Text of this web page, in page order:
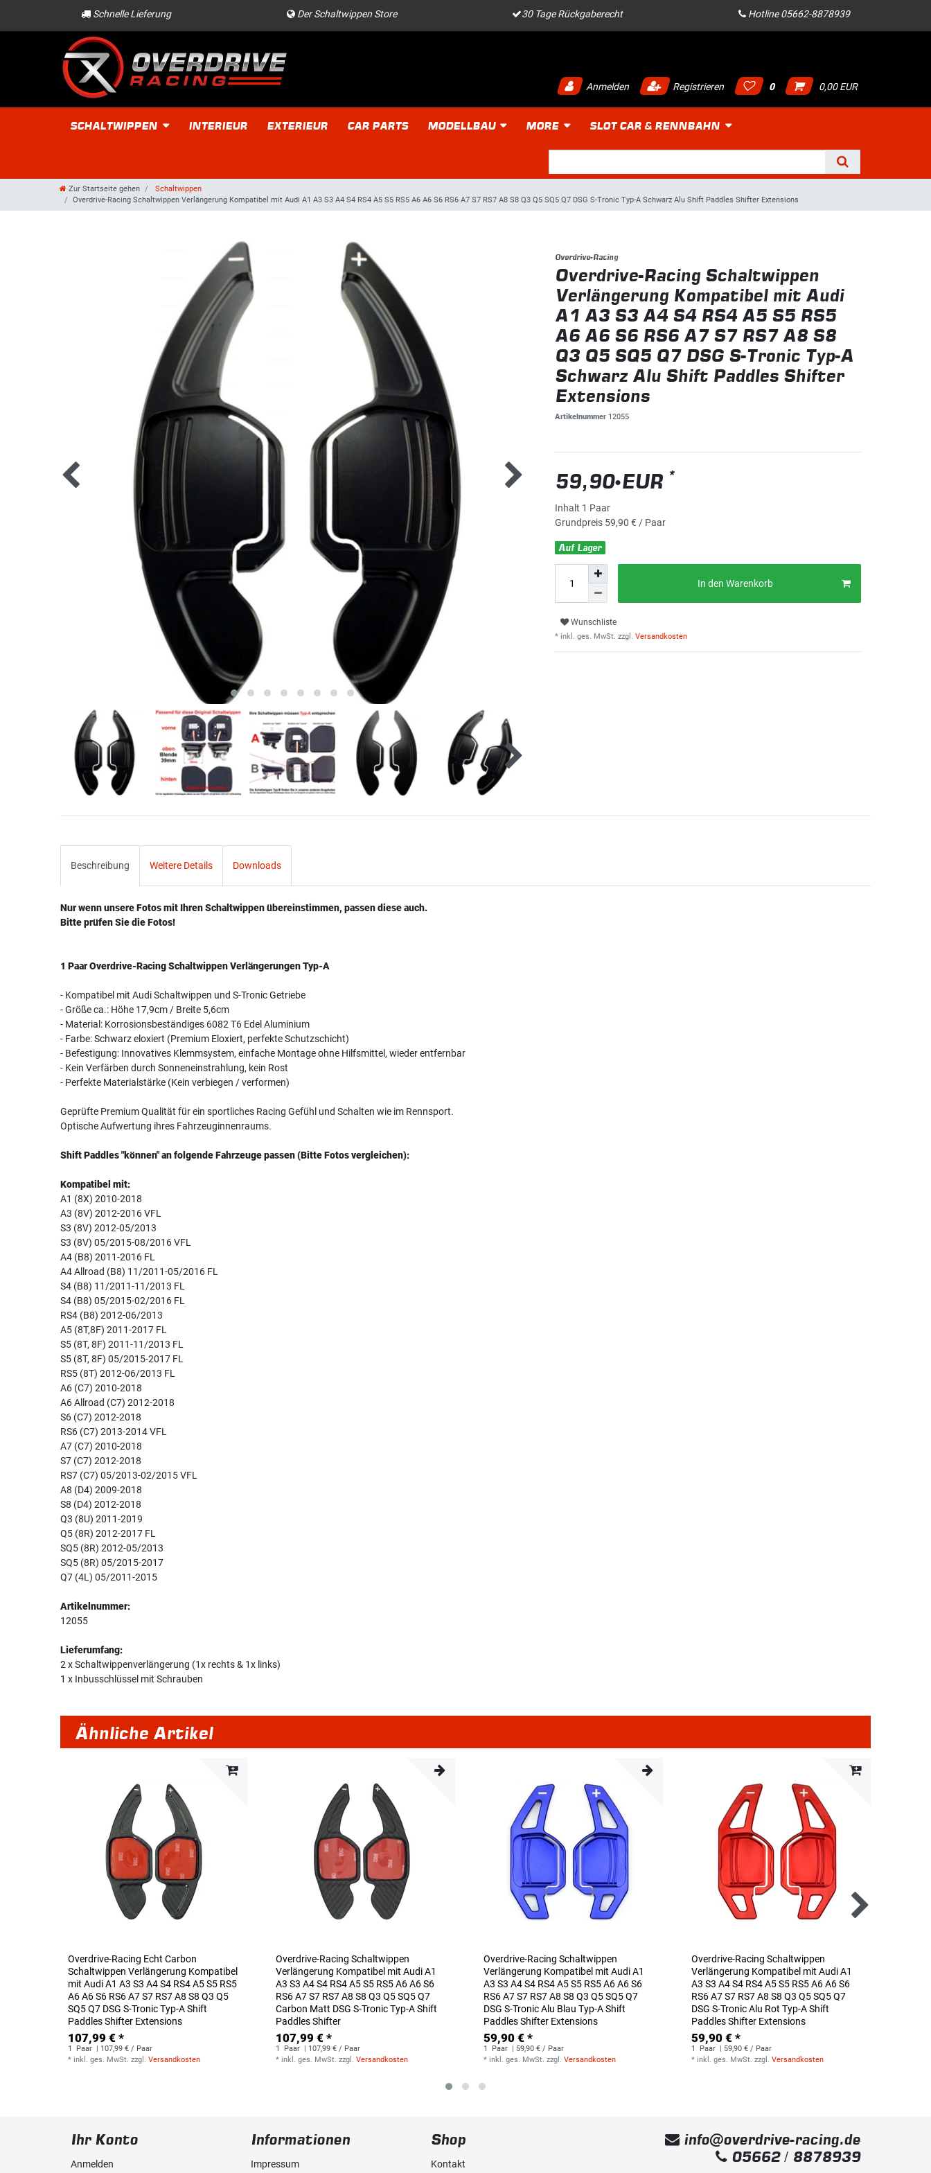
Schnelle Lieferung Der Schaltwippen Store 30 Tage Rückgaberecht Hotline 05662-8878939
Anmelden Registrieren 0 0,00 EUR
SCHALTWIPPEN INTERIEUR EXTERIEUR CAR PARTS MODELLBAU MORE SLOT CAR & RENNBAHN
Zur Startseite gehen
Schaltwippen
Overdrive-Racing Schaltwippen Verlängerung Kompatibel mit Audi A1 A3 S3 A4 S4 RS4 A5 S5 RS5 A6 A6 S6 RS6 A7 S7 RS7 A8 S8 Q3 Q5 SQ5 Q7 DSG S-Tronic Typ-A Schwarz Alu Shift Paddles Shifter Extensions
Overdrive-Racing
Overdrive-Racing Schaltwippen
Verlängerung Kompatibel mit Audi
A1 A3 S3 A4 S4 RS4 A5 S5 RS5
A6 A6 S6 RS6 A7 S7 RS7 A8 S8
Q3 Q5 SQ5 Q7 DSG S-Tronic Typ-A
Schwarz Alu Shift Paddles Shifter
Extensions
Artikelnummer 12055
59,90 EUR *
Inhalt 1 Paar
Grundpreis 59,90 € / Paar
Auf Lager
In den Warenkorb
Wunschliste
* inkl. ges. MwSt. zzgl. Versandkosten
Beschreibung Weitere Details Downloads
Nur wenn unsere Fotos mit Ihren Schaltwippen übereinstimmen, passen diese auch.
Bitte prüfen Sie die Fotos!
1 Paar Overdrive-Racing Schaltwippen Verlängerungen Typ-A
- Kompatibel mit Audi Schaltwippen und S-Tronic Getriebe
- Größe ca.: Höhe 17,9cm / Breite 5,6cm
- Material: Korrosionsbeständiges 6082 T6 Edel Aluminium
- Farbe: Schwarz eloxiert (Premium Eloxiert, perfekte Schutzschicht)
- Befestigung: Innovatives Klemmsystem, einfache Montage ohne Hilfsmittel, wieder entfernbar
- Kein Verfärben durch Sonneneinstrahlung, kein Rost
- Perfekte Materialstärke (Kein verbiegen / verformen)
Geprüfte Premium Qualität für ein sportliches Racing Gefühl und Schalten wie im Rennsport.
Optische Aufwertung ihres Fahrzeuginnenraums.
Shift Paddles "können" an folgende Fahrzeuge passen (Bitte Fotos vergleichen):
Kompatibel mit:
A1 (8X) 2010-2018
A3 (8V) 2012-2016 VFL
S3 (8V) 2012-05/2013
S3 (8V) 05/2015-08/2016 VFL
A4 (B8) 2011-2016 FL
A4 Allroad (B8) 11/2011-05/2016 FL
S4 (B8) 11/2011-11/2013 FL
S4 (B8) 05/2015-02/2016 FL
RS4 (B8) 2012-06/2013
A5 (8T,8F) 2011-2017 FL
S5 (8T, 8F) 2011-11/2013 FL
S5 (8T, 8F) 05/2015-2017 FL
RS5 (8T) 2012-06/2013 FL
A6 (C7) 2010-2018
A6 Allroad (C7) 2012-2018
S6 (C7) 2012-2018
RS6 (C7) 2013-2014 VFL
A7 (C7) 2010-2018
S7 (C7) 2012-2018
RS7 (C7) 05/2013-02/2015 VFL
A8 (D4) 2009-2018
S8 (D4) 2012-2018
Q3 (8U) 2011-2019
Q5 (8R) 2012-2017 FL
SQ5 (8R) 2012-05/2013
SQ5 (8R) 05/2015-2017
Q7 (4L) 05/2011-2015
Artikelnummer:
12055
Lieferumfang:
2 x Schaltwippenverlängerung (1x rechts & 1x links)
1 x Inbusschlüssel mit Schrauben
Ähnliche Artikel
Overdrive-Racing Echt Carbon
Schaltwippen Verlängerung Kompatibel
mit Audi A1 A3 S3 A4 S4 RS4 A5 S5 RS5
A6 A6 S6 RS6 A7 S7 RS7 A8 S8 Q3 Q5
SQ5 Q7 DSG S-Tronic Typ-A Shift
Paddles Shifter Extensions
107,99 € *
1 Paar
| 107,99 € / Paar
* inkl. ges. MwSt. zzgl.Versandkosten
Overdrive-Racing Schaltwippen
Verlängerung Kompatibel mit Audi A1
A3 S3 A4 S4 RS4 A5 S5 RS5 A6 A6 S6
RS6 A7 S7 RS7 A8 S8 Q3 Q5 SQ5 Q7
Carbon Matt DSG S-Tronic Typ-A Shift
Paddles Shifter
107,99 € *
1 Paar
| 107,99 € / Paar
* inkl. ges. MwSt. zzgl.Versandkosten
Overdrive-Racing Schaltwippen
Verlängerung Kompatibel mit Audi A1
A3 S3 A4 S4 RS4 A5 S5 RS5 A6 A6 S6
RS6 A7 S7 RS7 A8 S8 Q3 Q5 SQ5 Q7
DSG S-Tronic Alu Blau Typ-A Shift
Paddles Shifter Extensions
59,90 € *
1 Paar
| 59,90 € / Paar
* inkl. ges. MwSt. zzgl.Versandkosten
Overdrive-Racing Schaltwippen
Verlängerung Kompatibel mit Audi A1
A3 S3 A4 S4 RS4 A5 S5 RS5 A6 A6 S6
RS6 A7 S7 RS7 A8 S8 Q3 Q5 SQ5 Q7
DSG S-Tronic Alu Rot Typ-A Shift
Paddles Shifter Extensions
59,90 € *
1 Paar
| 59,90 € / Paar
* inkl. ges. MwSt. zzgl.Versandkosten
Ihr Konto
Anmelden
Informationen
Impressum
Shop
Kontakt
info@overdrive-racing.de
05662 / 8878939